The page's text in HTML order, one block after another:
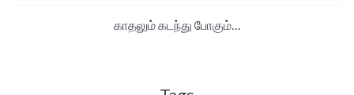
காதலும் கடந்து போகும்…